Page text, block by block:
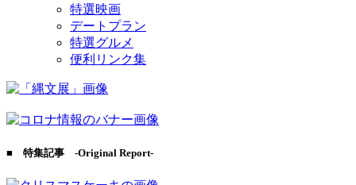
特選映画
デートプラン
特選グルメ
便利リンク集
■ 特集記事 -Original Report-